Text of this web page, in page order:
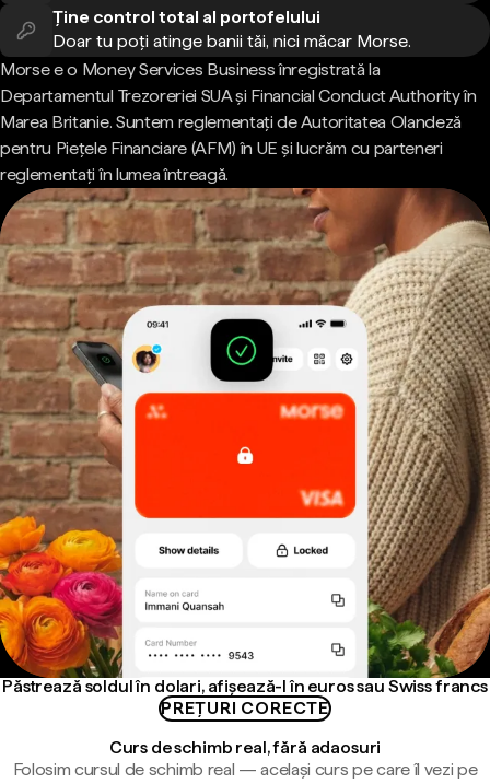
Ține control total al portofelului
Doar tu poți atinge banii tăi, nici măcar Morse.
Morse e o Money Services Business înregistrată la
Departamentul Trezoreriei SUA și Financial Conduct Authority în
Marea Britanie. Suntem reglementați de Autoritatea Olandeză
pentru Piețele Financiare (AFM) în UE și lucrăm cu parteneri
reglementați în lumea întreagă.
Păstrează soldul în dolari, afișează-l în euros sau Swiss francs
PREȚURI CORECTE
Curs de schimb real, fără adaosuri
Folosim cursul de schimb real — același curs pe care îl vezi pe